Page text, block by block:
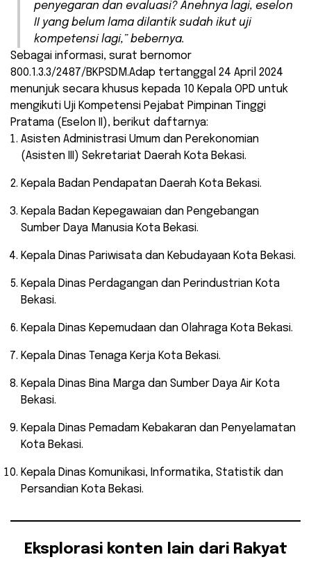
penyegaran dan evaluasi? Anehnya lagi, eselon
II yang belum lama dilantik sudah ikut uji
kompetensi lagi,” bebernya.
Sebagai informasi, surat bernomor
800.1.3.3/2487/BKPSDM.Adap tertanggal 24 April 2024
menunjuk secara khusus kepada 10 Kepala OPD untuk
mengikuti Uji Kompetensi Pejabat Pimpinan Tinggi
Pratama (Eselon II), berikut daftarnya:
Asisten Administrasi Umum dan Perekonomian
(Asisten III) Sekretariat Daerah Kota Bekasi.
Kepala Badan Pendapatan Daerah Kota Bekasi.
Kepala Badan Kepegawaian dan Pengebangan
Sumber Daya Manusia Kota Bekasi.
Kepala Dinas Pariwisata dan Kebudayaan Kota Bekasi.
Kepala Dinas Perdagangan dan Perindustrian Kota
Bekasi.
Kepala Dinas Kepemudaan dan Olahraga Kota Bekasi.
Kepala Dinas Tenaga Kerja Kota Bekasi.
Kepala Dinas Bina Marga dan Sumber Daya Air Kota
Bekasi.
Kepala Dinas Pemadam Kebakaran dan Penyelamatan
Kota Bekasi.
Kepala Dinas Komunikasi, Informatika, Statistik dan
Persandian Kota Bekasi.
Eksplorasi konten lain dari Rakyat